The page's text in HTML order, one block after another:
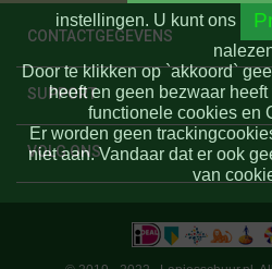
CONTACTGEGEVENS
SUPPORT
VOLG ONS
instellingen. U kunt ons
Door te klikken op `akkoord`
heeft en geen bezwaar
functionele cookies en
Er worden geen
niet aan. Vandaar dat er ook
van